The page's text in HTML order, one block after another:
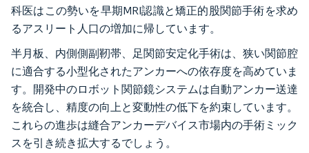
科医はこの勢いを早期MRI認識と矯正的股関節手術を求め
るアスリート人口の増加に帰しています。
半月板、内側側副靭帯、足関節安定化手術は、狭い関節腔
に適合する小型化されたアンカーへの依存度を高めていま
す。開発中のロボット関節鏡システムは自動アンカー送達
を統合し、精度の向上と変動性の低下を約束しています。
これらの進歩は縫合アンカーデバイス市場内の手術ミック
スを引き続き拡大するでしょう。